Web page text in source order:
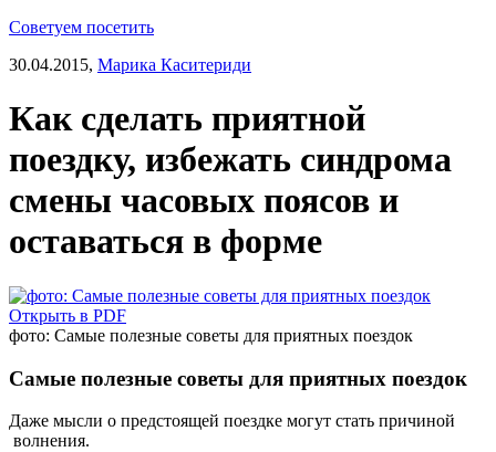
Советуем посетить
30.04.2015, Марика Каситериди
Как сделать приятной
поездку, избежать синдрома
смены часовых поясов и
оставаться в форме
Открыть в PDF
фото: Самые полезные советы для приятных поездок
Самые полезные советы для приятных поездок
Даже мысли о предстоящей поездке могут стать причиной
волнения.